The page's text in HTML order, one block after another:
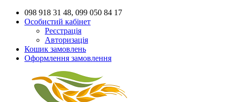
098 918 31 48, 099 050 84 17
Особистий кабінет
Реєстрація
Авторизація
Кошик замовлень
Оформлення замовлення